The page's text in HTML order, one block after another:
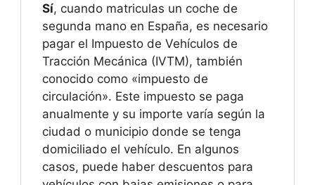
Sí, cuando matriculas un coche de
segunda mano en España, es necesario
pagar el Impuesto de Vehículos de
Tracción Mecánica (IVTM), también
conocido como «impuesto de
circulación». Este impuesto se paga
anualmente y su importe varía según la
ciudad o municipio donde se tenga
domiciliado el vehículo. En algunos
casos, puede haber descuentos para